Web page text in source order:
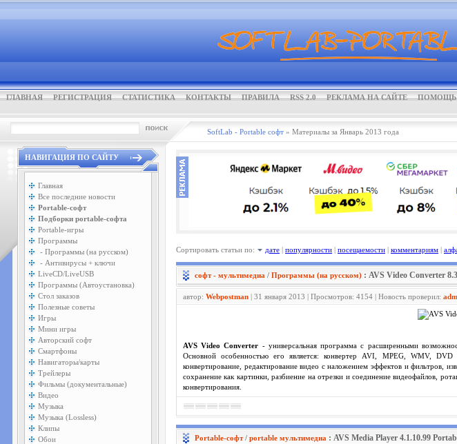
ГЛАВНАЯ РЕГИСТРАЦИЯ СТАТИСТИКА КОНТАКТЫ ПРАВИЛА RSS 2.0 РЕКЛАМА НА САЙТЕ ПОМОЩЬ
SoftLab - Portable софт » Материалы за Январь 2013 года
НАВИГАЦИЯ ПО САЙТУ
Главная
Все последние новости
Portable-софт
Подборки portable-софта
Portable-игры
Программы
- Программы (на русском)
- Антивирусы + ключи
LiveCD/LiveUSB
Программы (Автоустановка)
Стол заказов
Полезные советы
Игры
Мини игры
Авторский софт
Смартфоны
Навигаторы/карты
Трейлеры
Фильмы (документальные)
Видео
Музыка
Музыка (Lossless)
Клипы
Обои
Сортировать статьи по: дате | популярности | посещаемости | комментариям |
софт - мультимедиа / Программы (на русском) : AVS Video Converter
автор: Webpostman | 31 января 2013 | Просмотров: 4154 | Новость проверил:
AVS Video Converter - универсальная программа с расширенными
Основной особенностью его является: конвертер AVI, MPEG, WMV,
конвертирование, редактирование видео с наложением эффектов и фильтров,
сохранение как картинки, разбиение на отрезки и соединение видеофайлов,
конвертирования.
Portable-софт/ portable мультимедиа : AVS Media Player 4.1.10.99